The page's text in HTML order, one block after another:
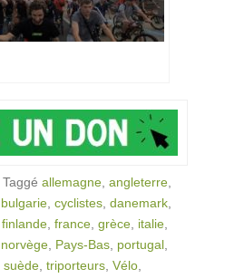
Taggé allemagne, angleterre,
bulgarie, cyclistes, danemark,
finlande, france, grèce, italie,
norvège, Pays-Bas, portugal,
suède, triporteurs, Vélo,